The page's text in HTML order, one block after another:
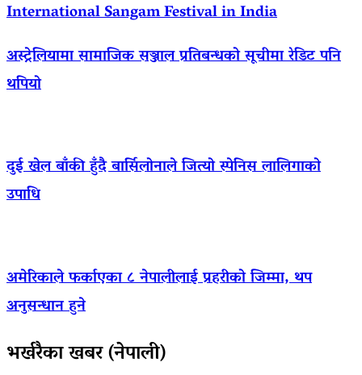
International Sangam Festival in India
अस्ट्रेलियामा सामाजिक सञ्जाल प्रतिबन्धको सूचीमा रेडिट पनि
थपियो
दुई खेल बाँकी हुँदै बार्सिलोनाले जित्यो स्पेनिस लालिगाको
उपाधि
अमेरिकाले फर्काएका ८ नेपालीलाई प्रहरीको जिम्मा, थप
अनुसन्धान हुने
भर्खरैका खबर (नेपाली)